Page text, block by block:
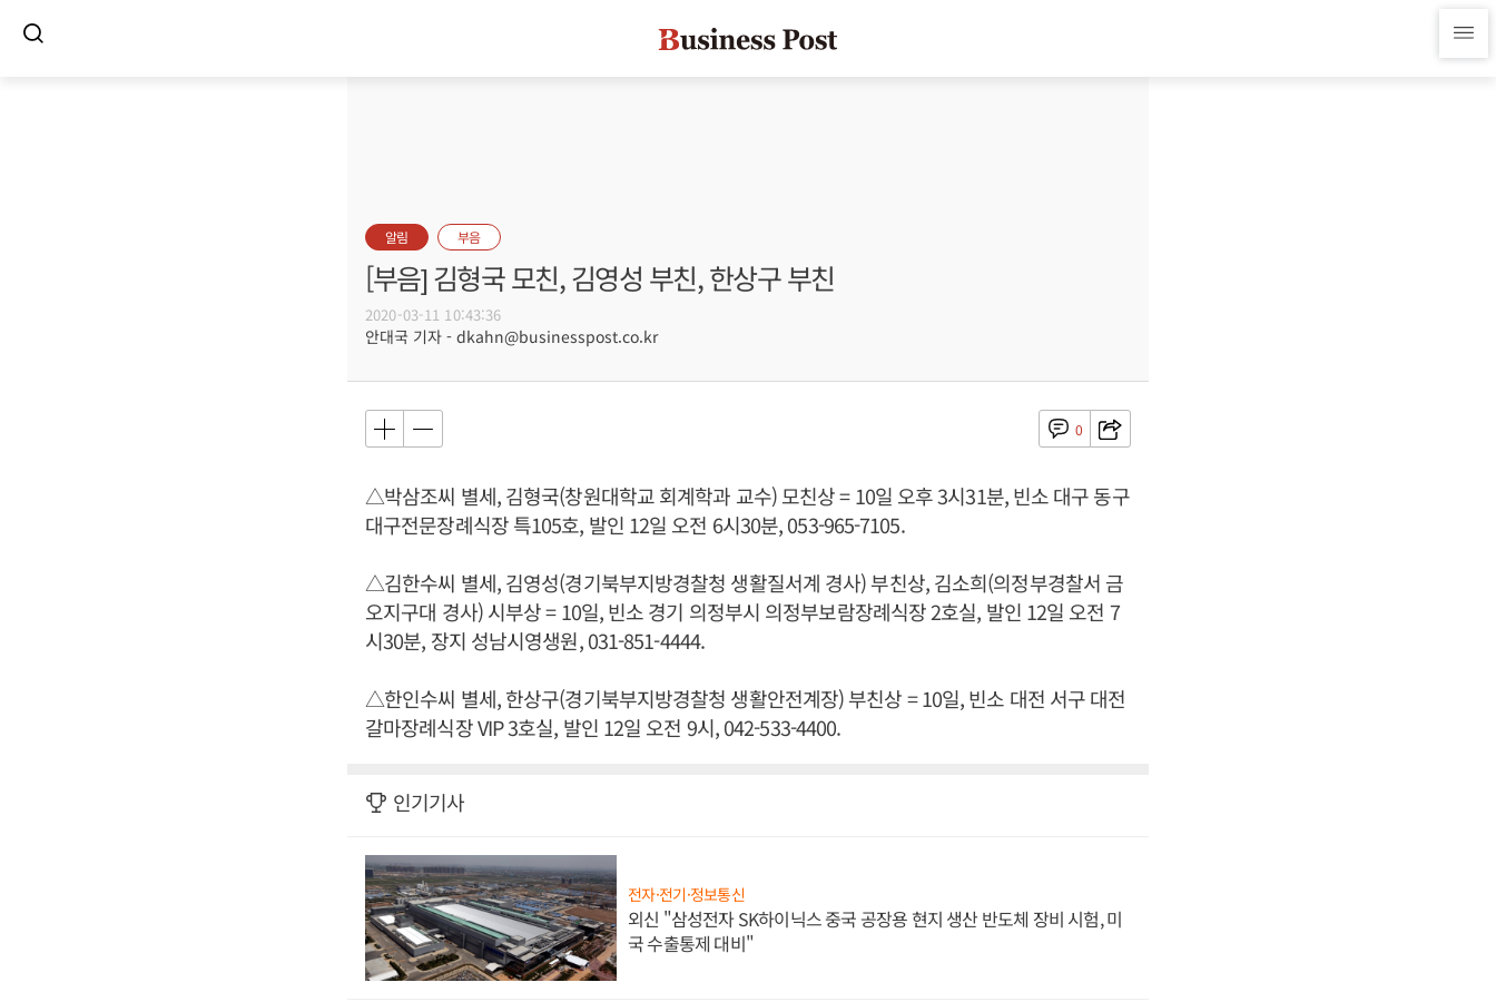
알림 부음
[부음] 김형국 모친, 김영성 부친, 한상구 부친
2020-03-11 10:43:36
안대국 기자 - dkahn@businesspost.co.kr
0
△박삼조씨 별세, 김형국(창원대학교 회계학과 교수) 모친상 = 10일 오후 3시31분, 빈소 대구 동구
대구전문장례식장 특105호, 발인 12일 오전 6시30분, 053-965-7105.
△김한수씨 별세, 김영성(경기북부지방경찰청 생활질서계 경사) 부친상, 김소희(의정부경찰서 금
오지구대 경사) 시부상 = 10일, 빈소 경기 의정부시 의정부보람장례식장 2호실, 발인 12일 오전 7
시30분, 장지 성남시영생원, 031-851-4444.
△한인수씨 별세, 한상구(경기북부지방경찰청 생활안전계장) 부친상 = 10일, 빈소 대전 서구 대전
갈마장례식장 VIP 3호실, 발인 12일 오전 9시, 042-533-4400.
인기기사
전자·전기·정보통신
외신 "삼성전자 SK하이닉스 중국 공장용 현지 생산 반도체 장비 시험, 미
국 수출통제 대비"